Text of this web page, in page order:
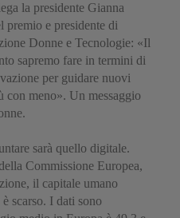
la presidente Gianna
premio e presidente di
Donne e Tecnologie: «Il
sapremo fare in termini di
per guidare nuovi
con meno». Un messaggio
sarà quello digitale.
Commissione Europea,
il capitale umano
scarso. I dati sono